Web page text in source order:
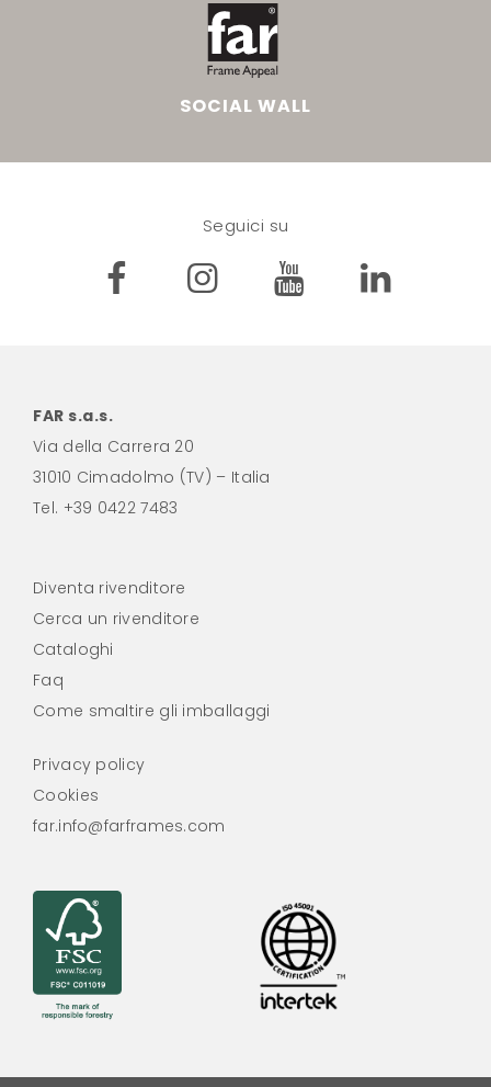
SOCIAL WALL
Seguici su
FAR s.a.s.
Via della Carrera 20
31010 Cimadolmo (TV) – Italia
Tel. +39 0422 7483
Diventa rivenditore
Cerca un rivenditore
Cataloghi
Faq
Come smaltire gli imballaggi
Privacy policy
Cookies
far.info@farframes.com